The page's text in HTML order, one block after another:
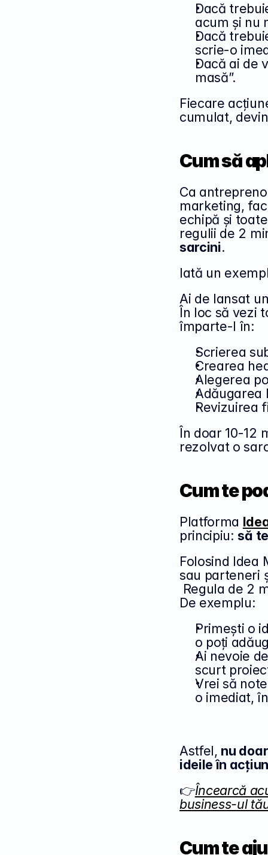
Dacă
acum și nu
Dacă
scrie-o
Dacă ai de
masă”.
Fiecare
cumulat,
Cum să
Ca
marketing,
echipă și
regulii de 2
sarcini.
Iată un
Ai de lansat
În loc să vezi
împarte-l în:
Scrierea
Crearea
Alegerea
Adăugarea
Revizuirea
În doar 10-12
rezolvat o
Cum te
Platforma
principiu: să
Folosind Idea
sau parteneri
De exemplu:
Primești o
o poți
Ai nevoie
scurt
Vrei să
o imediat,
Astfel, nu
ideile în
👉Încearcă
business-ul
Cum te